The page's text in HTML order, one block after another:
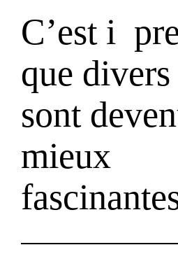
C’est i
que divers
sont
mieux